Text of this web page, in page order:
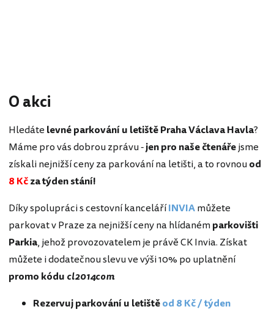
O akci
Hledáte levné parkování u letiště Praha Václava Havla?
Máme pro vás dobrou zprávu -jen pro naše čtenářejsme
získali nejnižší ceny za parkování na letišti, a to rovnouod
8 Kčza týden stání!
Díky spolupráci s cestovní kanceláříINVIAmůžete
parkovat v Praze za nejnižší ceny na hlídanémparkovišti
Parkia, jehož provozovatelem je právě CK Invia. Získat
můžete i dodatečnou slevu ve výši 10% po uplatnění
promo kódu cl2014com
Rezervuj parkování u letištěod 8 Kč / týden